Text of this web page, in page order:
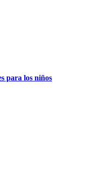
para los niños